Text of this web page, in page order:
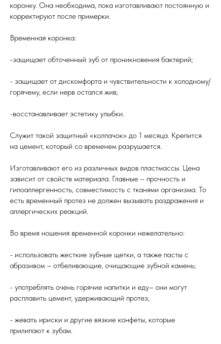
коронку. Она необходима, пока изготавливают постоянную и
корректируют после примерки.
Временная коронка:
-защищает обточенный зуб от проникновения бактерий;
- защищает от дискомфорта и чувствительности к холодному/
горячему, если нерв остался жив;
-восстанавливает эстетику улыбки.
Служит такой защитный «колпачок» до 1 месяца. Крепится
на цемент, который со временем разрушается.
Изготавливают его из различных видов пластмассы. Цена
зависит от свойств материала. Главные – прочность и
гипоаллергенность, совместимость с тканями организма. То
есть временный протез не должен вызывать раздражения и
аллергических реакций.
Во время ношения временной коронки нежелательно:
- использовать жесткие зубные щетки, а также пасты с
абразивом – отбеливающие, очищающие зубной камень;
- употреблять очень горячие напитки и еду– они могут
расплавить цемент, удерживающий протез;
- жевать ириски и другие вязкие конфеты, которые
прилипают к зубам.